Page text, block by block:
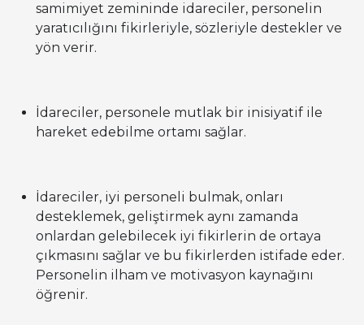
samimiyet zemininde idareciler, personelin
yaratıcılığını fikirleriyle, sözleriyle destekler ve
yön verir.
İdareciler, personele mutlak bir inisiyatif ile
hareket edebilme ortamı sağlar.
İdareciler, iyi personeli bulmak, onları
desteklemek, geliştirmek aynı zamanda
onlardan gelebilecek iyi fikirlerin de ortaya
çıkmasını sağlar ve bu fikirlerden istifade eder.
Personelin ilham ve motivasyon kaynağını
öğrenir.